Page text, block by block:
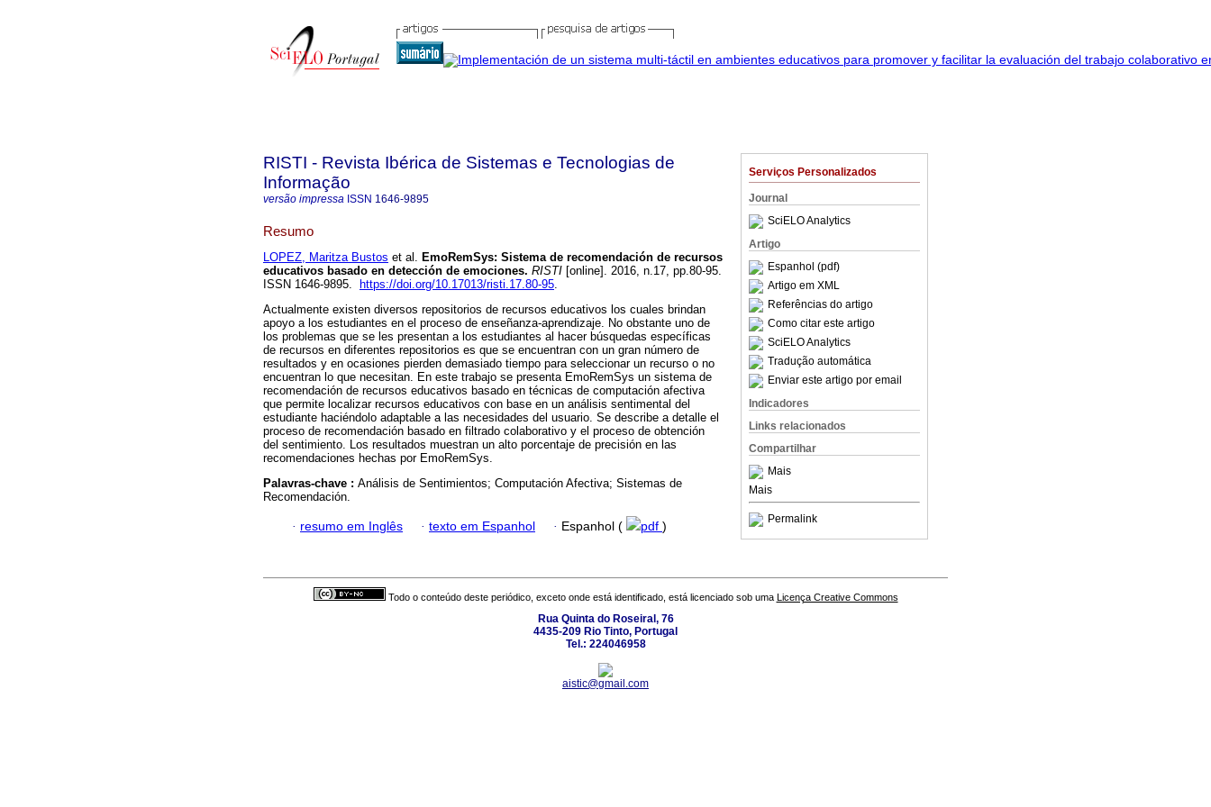
Serviços Personalizados
Journal
SciELO Analytics
Artigo
Espanhol (pdf)
Artigo em XML
Referências do artigo
Como citar este artigo
SciELO Analytics
Tradução automática
Enviar este artigo por email
Indicadores
Links relacionados
Compartilhar
Mais
Mais
Permalink
RISTI - Revista Ibérica de Sistemas e Tecnologias de
Informação
versão impressa ISSN 1646-9895
Resumo
LOPEZ, Maritza Bustos et al. EmoRemSys: Sistema de recomendación de recursos
educativos basado en detección de emociones. RISTI [online]. 2016, n.17, pp.80-95.
ISSN 1646-9895.
https://doi.org/10.17013/risti.17.80-95.
Actualmente existen diversos repositorios de recursos educativos los cuales brindan
apoyo a los estudiantes en el proceso de enseñanza-aprendizaje. No obstante uno de
los problemas que se les presentan a los estudiantes al hacer búsquedas específicas
de recursos en diferentes repositorios es que se encuentran con un gran número de
resultados y en ocasiones pierden demasiado tiempo para seleccionar un recurso o no
encuentran lo que necesitan. En este trabajo se presenta EmoRemSys un sistema de
recomendación de recursos educativos basado en técnicas de computación afectiva
que permite localizar recursos educativos con base en un análisis sentimental del
estudiante haciéndolo adaptable a las necesidades del usuario. Se describe a detalle el
proceso de recomendación basado en filtrado colaborativo y el proceso de obtención
del sentimiento. Los resultados muestran un alto porcentaje de precisión en las
recomendaciones hechas por EmoRemSys.
Palavras-chave : Análisis de Sentimientos; Computación Afectiva; Sistemas de
Recomendación.
· resumo em Inglês · texto em Espanhol · Espanhol ( pdf )
Todo o conteúdo deste periódico, exceto onde está identificado, está licenciado sob uma Licença Creative Commons
Rua Quinta do Roseiral, 76
4435-209 Rio Tinto, Portugal
Tel.: 224046958
aistic@gmail.com